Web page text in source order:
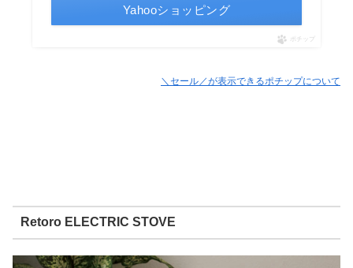
Yahooショッピング
ポチップ
＼セール／が表示できるポチップについて
Retoro ELECTRIC STOVE